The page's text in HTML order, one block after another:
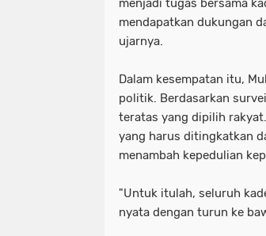
menjadi tugas bersama
mendapatkan dukungan
ujarnya.
Dalam kesempatan itu,
politik. Berdasarkan
teratas yang dipilih
yang harus ditingkatkan
menambah kepedulian
"Untuk itulah, seluruh
nyata dengan turun ke